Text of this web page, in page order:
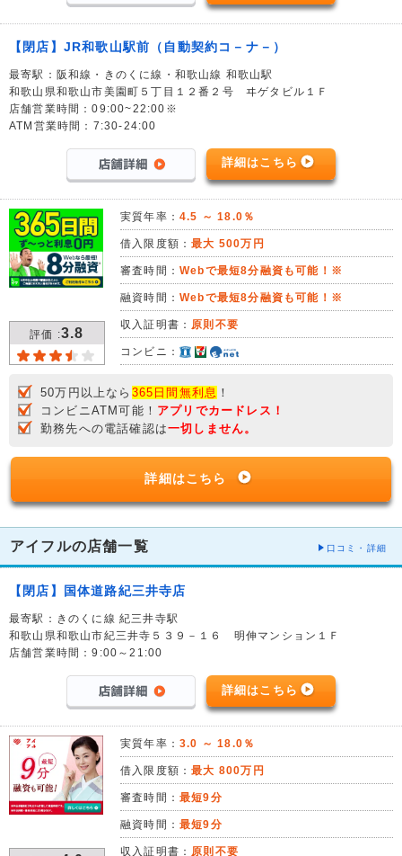
【閉店】JR和歌山駅前（自動契約コ－ナ－）
最寄駅：阪和線・きのくに線・和歌山線 和歌山駅
和歌山県和歌山市美園町５丁目１２番２号 ヰゲタビル１Ｆ
店舗営業時間：09:00~22:00※
ATM営業時間：7:30-24:00
詳細はこちら
評価 :3.8
実質年率： 4.5 ～ 18.0％
借入限度額：最大 500万円
審査時間： Webで最短8分融資も可能！※
融資時間： Webで最短8分融資も可能！※
収入証明書： 原則不要
コンビニ：
50万円以上なら 365日間無利息 ！
コンビニATM可能！ アプリでカードレス！
勤務先への電話確認は一切しません。
詳細はこちら
アイフルの店舗一覧 口コミ・詳細
【閉店】国体道路紀三井寺店
最寄駅：きのくに線 紀三井寺駅
和歌山県和歌山市紀三井寺５３９－１６ 明伸マンション１Ｆ
店舗営業時間：9:00～21:00
詳細はこちら
実質年率： 3.0 ～ 18.0％
借入限度額：最大 800万円
審査時間： 最短9分
融資時間： 最短9分
収入証明書： 原則不要